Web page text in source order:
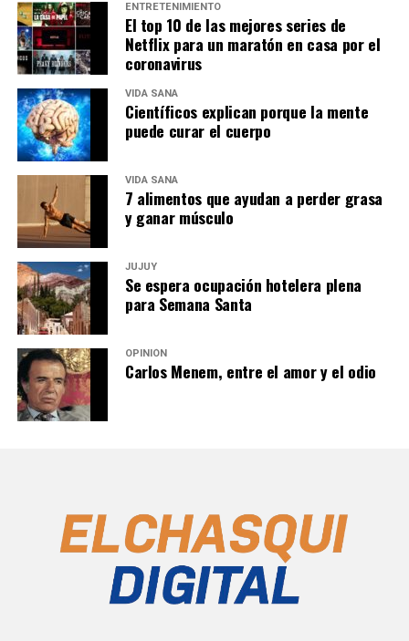
ENTRETENIMIENTO
El top 10 de las mejores series de
Netflix para un maratón en casa por el
coronavirus
VIDA SANA
Científicos explican porque la mente
puede curar el cuerpo
VIDA SANA
7 alimentos que ayudan a perder grasa
y ganar músculo
JUJUY
Se espera ocupación hotelera plena
para Semana Santa
OPINIÓN
Carlos Menem, entre el amor y el odio